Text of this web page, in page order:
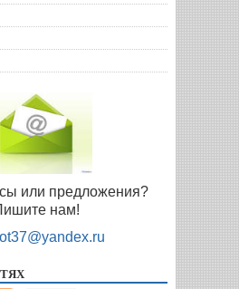
или предложения?
нам!